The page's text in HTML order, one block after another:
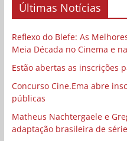
Últimas Notícias
Reflexo do Blefe: As
Meia Década no Cinema e
Estão abertas as inscrições
Concurso Cine.Ema abre
públicas
Matheus Nachtergaele e
adaptação brasileira de